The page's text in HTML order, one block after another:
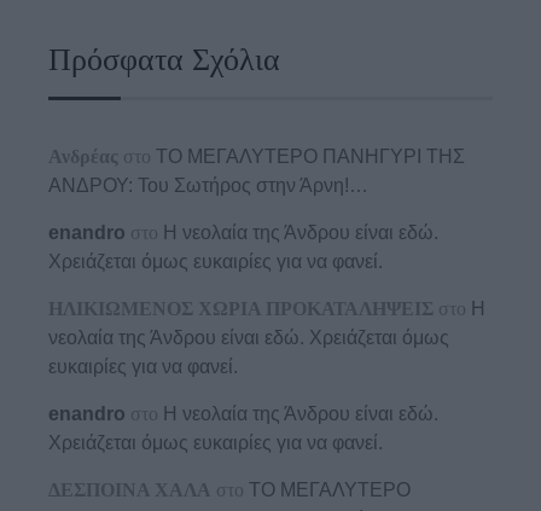
Πρόσφατα Σχόλια
Ανδρέας στο ΤΟ ΜΕΓΑΛΥΤΕΡΟ ΠΑΝΗΓΥΡΙ ΤΗΣ
ΑΝΔΡΟΥ: Του Σωτήρος στην Άρνη!…
enandro στο Η νεολαία της Άνδρου είναι εδώ.
Χρειάζεται όμως ευκαιρίες για να φανεί.
ΗΛΙΚΙΩΜΕΝΟΣ ΧΩΡΙΑ ΠΡΟΚΑΤΑΛΗΨΕΙΣ στο Η
νεολαία της Άνδρου είναι εδώ. Χρειάζεται όμως
ευκαιρίες για να φανεί.
enandro στο Η νεολαία της Άνδρου είναι εδώ.
Χρειάζεται όμως ευκαιρίες για να φανεί.
ΔΕΣΠΟΙΝΑ ΧΑΛΑ στο ΤΟ ΜΕΓΑΛΥΤΕΡΟ